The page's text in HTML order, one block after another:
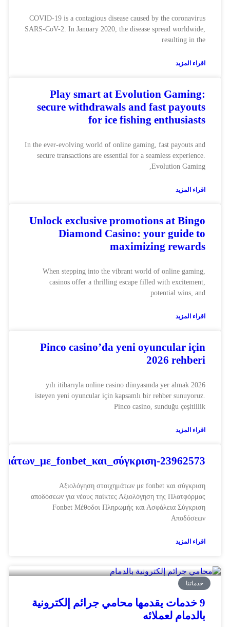
COVID-19 is a contagious disease caused by the coronavirus
SARS-CoV-2. In January 2020, the disease spread worldwide,
resulting in the
اقراء المزيد
Play smart at Evolution Gaming:
secure withdrawals and fast payouts
for ice fishing enthusiasts
In the ever-evolving world of online gaming, fast payouts and
secure transactions are essential for a seamless experience.
Evolution Gaming,
اقراء المزيد
Unlock exclusive promotions at Bingo
Diamond Casino: your guide to
maximizing rewards
When stepping into the vibrant world of online gaming,
casinos offer a thrilling escape filled with excitement,
potential wins, and
اقراء المزيد
Pinco casino’da yeni oyuncular için
2026 rehberi
2026 yılı itibarıyla online casino dünyasında yer almak
isteyen yeni oyuncular için kapsamlı bir rehber sunuyoruz.
Pinco casino, sunduğu çeşitlilik
اقراء المزيد
23962573
Αξιολόγηση στοιχημάτων με fonbet και σύγκριση
αποδόσεων για νέους παίκτες Αξιολόγηση της Πλατφόρμας
Fonbet Μέθοδοι Πληρωμής και Ασφάλεια Σύγκριση
Αποδόσεων
اقراء المزيد
خدماتنا
9 خدمات يقدمها محامي جرائم إلكترونية
بالدمام لعملائه